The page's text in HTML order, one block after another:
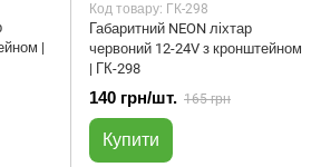
|
Код товару: ГК-298
Габаритний NEON ліхтар
червоний 12-24V з кронштейном
| ГК-298
140 грн/шт. 165 грн
Купити